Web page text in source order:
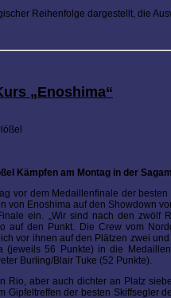
Reihenfolge dargestellt, die
„Enoshima“
Kämpfen am Montag in der
vor dem Medaillenfinale der
von Enoshima auf den Showdown
ein. „Wir sind nach den zwölf
auf den Punkt. Die Crew vom
vor ihnen auf den Plätzen zwei
(jeweils 56 Punkte) in die
Burling/Blair Tuke (52 Punkte).
Rio, aber auch dichter an Platz
Gipfeltreffen der besten Skiffsegler